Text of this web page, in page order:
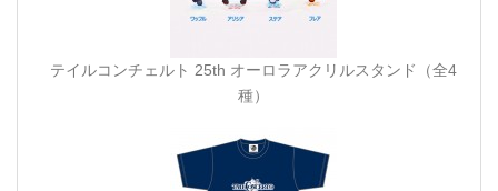
テイルコンチェルト 25th オーロラアクリルスタンド（全4
種）